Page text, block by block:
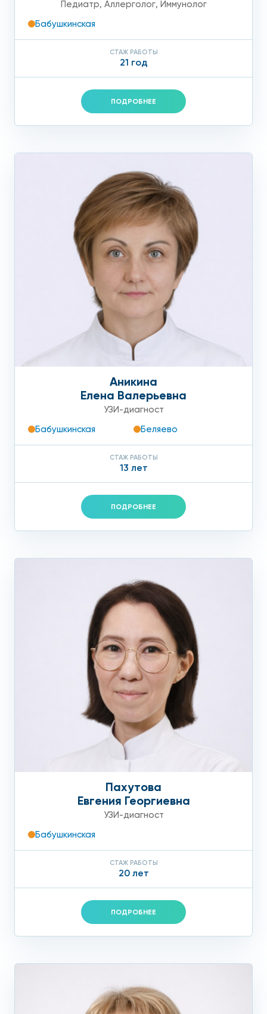
Педиатр, Аллерголог, Иммунолог
Бабушкинская
СТАЖ РАБОТЫ
21 год
ПОДРОБНЕЕ
Аникина
Елена Валерьевна
УЗИ-диагност
Бабушкинская
Беляево
СТАЖ РАБОТЫ
13 лет
ПОДРОБНЕЕ
Пахутова
Евгения Георгиевна
УЗИ-диагност
Бабушкинская
СТАЖ РАБОТЫ
20 лет
ПОДРОБНЕЕ